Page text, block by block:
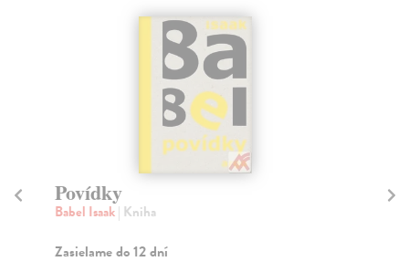
Básně a povídky
Zábrana Jan | Kniha
svébytného básníka a prozaika. Trojici stěžejních b...